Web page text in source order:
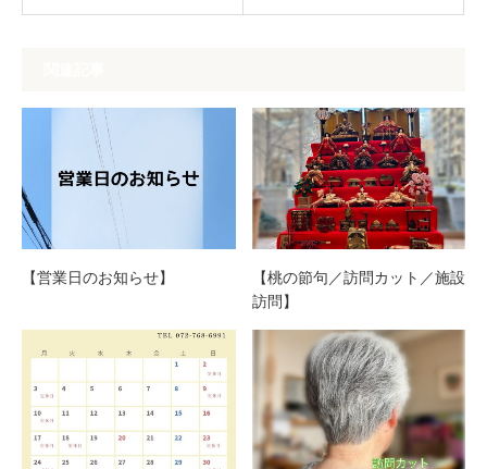
【営業日のお知らせ】
【桃の節句／訪問カット／施設
訪問】